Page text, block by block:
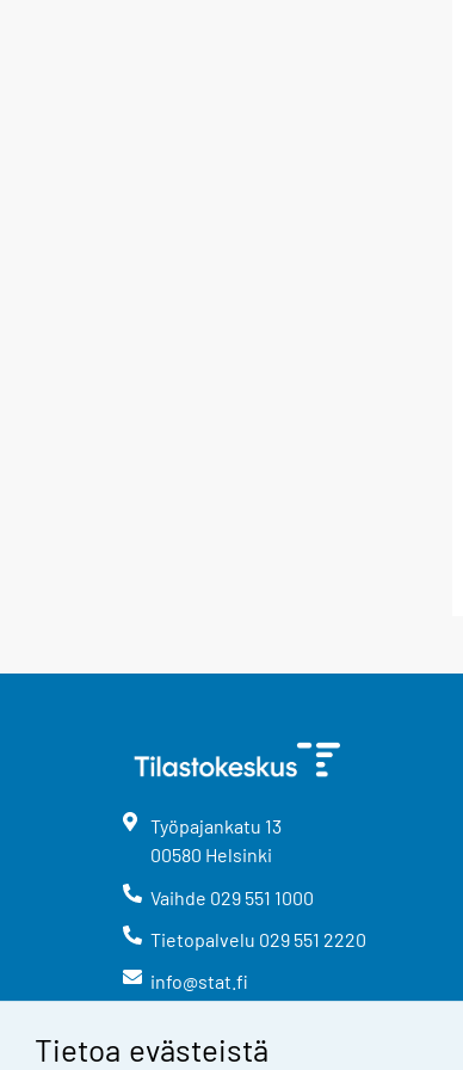
Tietoa evästeistä
Työpajankatu 13
00580 Helsinki
Vaihde 029 551 1000
Tietopalvelu 029 551 2220
info@stat.fi